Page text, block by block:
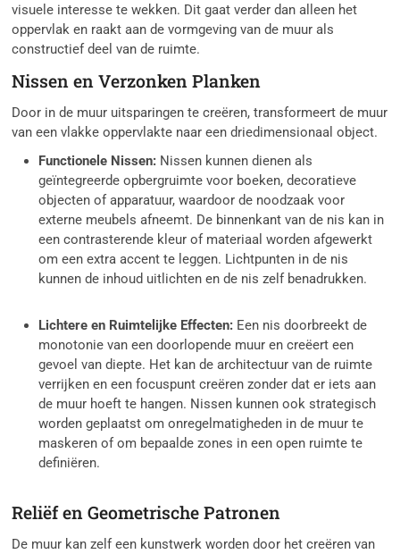
visuele interesse te wekken. Dit gaat verder dan alleen het
oppervlak en raakt aan de vormgeving van de muur als
constructief deel van de ruimte.
Nissen en Verzonken Planken
Door in de muur uitsparingen te creëren, transformeert de muur
van een vlakke oppervlakte naar een driedimensionaal object.
Functionele Nissen: Nissen kunnen dienen als
geïntegreerde opbergruimte voor boeken, decoratieve
objecten of apparatuur, waardoor de noodzaak voor
externe meubels afneemt. De binnenkant van de nis kan in
een contrasterende kleur of materiaal worden afgewerkt
om een extra accent te leggen. Lichtpunten in de nis
kunnen de inhoud uitlichten en de nis zelf benadrukken.
Lichtere en Ruimtelijke Effecten: Een nis doorbreekt de
monotonie van een doorlopende muur en creëert een
gevoel van diepte. Het kan de architectuur van de ruimte
verrijken en een focuspunt creëren zonder dat er iets aan
de muur hoeft te hangen. Nissen kunnen ook strategisch
worden geplaatst om onregelmatigheden in de muur te
maskeren of om bepaalde zones in een open ruimte te
definiëren.
Reliëf en Geometrische Patronen
De muur kan zelf een kunstwerk worden door het creëren van